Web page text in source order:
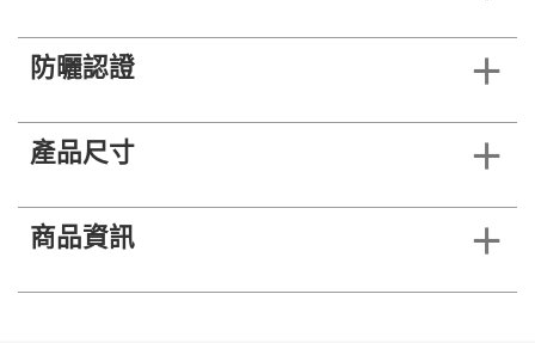
防曬認證
產品尺寸
商品資訊